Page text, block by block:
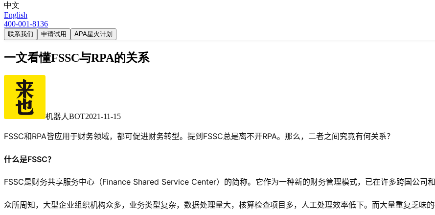
中文
English
400-001-8136
联系我们 申请试用 APA星火计划
一文看懂FSSC与RPA的关系
机器人BOT2021-11-15
FSSC和RPA皆应用于财务领域，都可促进财务转型。提到FSSC总是离不开RPA。那么，二者之间究竟有何关系？
什么是FSSC？
FSSC是财务共享服务中心（Finance Shared Service Center）的简称。它作为一种新的财务管理模式，已在许多跨国公司
众所周知，大型企业组织机构众多，业务类型复杂，数据处理量大，核算检查项目多，人工处理效率低下。而大量重复乏味